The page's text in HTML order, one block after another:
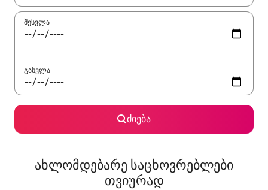
შესვლა
გასვლა
ძიება
ახლომდებარე საცხოვრებლები
თვიურად